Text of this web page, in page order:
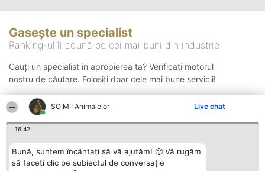
ŞOIMII Animalelor Live chat
16:42
Bună, suntem încântați să vă ajutăm! 🙂 Vă rugăm
să faceți clic pe subiectul de conversație
Gasește un specialist
Ranking-ul îi adună pe cei mai buni din industrie
Cauți un specialist in apropierea ta? Verificați motorul
nostru de căutare. Folosiți doar cele mai bune servicii!